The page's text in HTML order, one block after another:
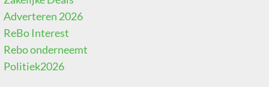
Adverteren 2026
ReBo Interest
Rebo onderneemt
Politiek2026